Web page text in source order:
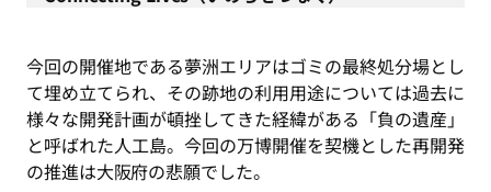
今回の開催地である夢洲エリアはゴミの最終処分場とし
て埋め立てられ、その跡地の利用用途については過去に
様々な開発計画が頓挫してきた経緯がある「負の遺産」
と呼ばれた人工島。今回の万博開催を契機とした再開発
の推進は大阪府の悲願でした。